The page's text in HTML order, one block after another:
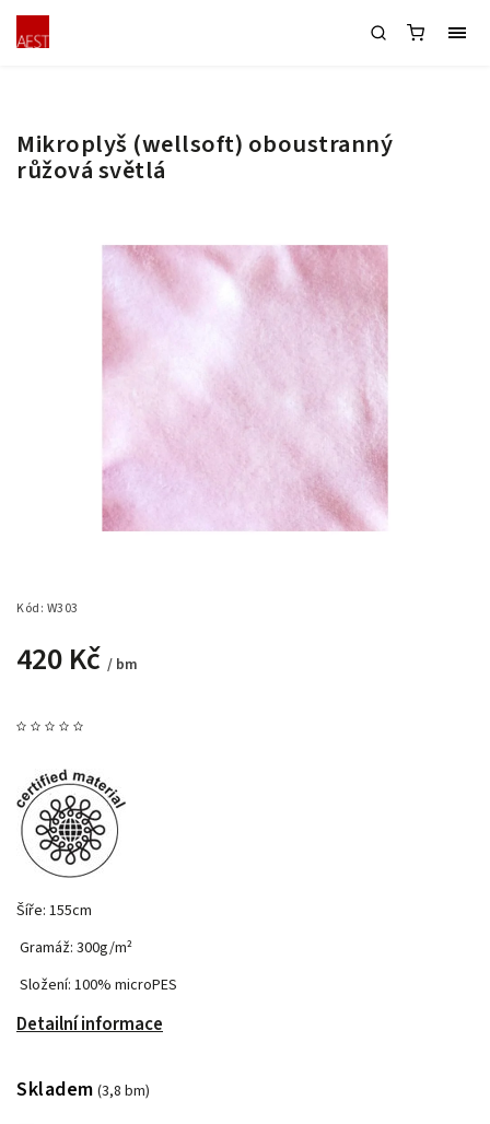
Mikroplyš (wellsoft) oboustranný
růžová světlá
Kód: W303
420 Kč / bm
Šíře: 155cm
Gramáž: 300g/m²
Složení: 100% microPES
Detailní informace
Skladem (3,8 bm)